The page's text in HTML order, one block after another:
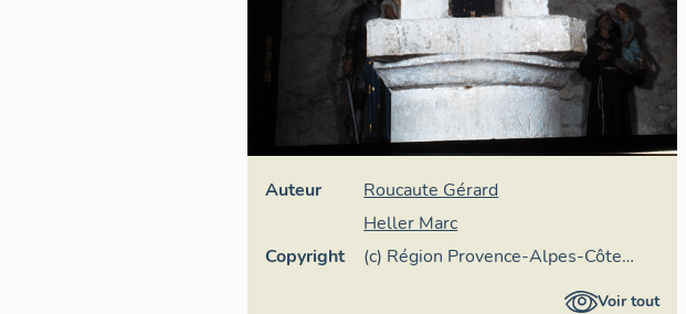
Auteur
Roucaute Gérard
Heller Marc
Copyright
(c) Région Provence-Alpes-Côte
d'Azur - Inventaire général
Voir tout